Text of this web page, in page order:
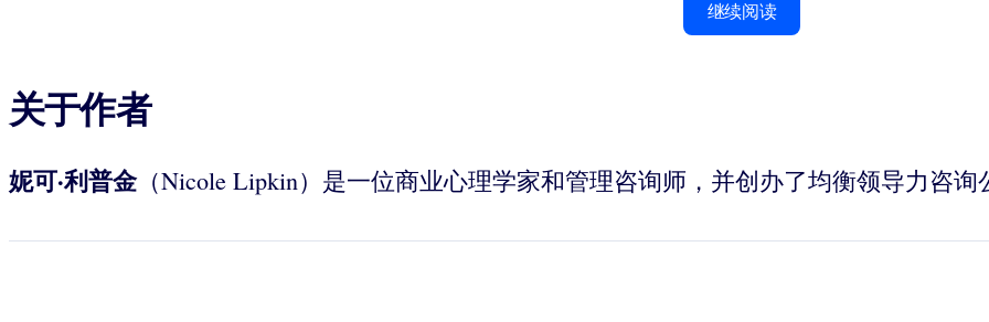
继续阅读
关于作者
妮可·利普金（Nicole Lipkin）是一位商业心理学家和管理咨询师，并创办了均衡领导力咨询